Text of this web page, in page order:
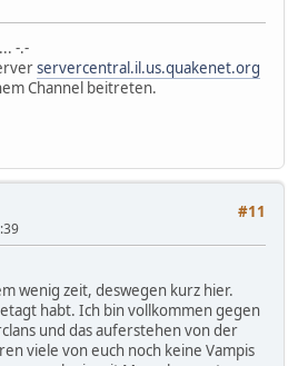
-.-
servercentral.il.us.quakenet.org
Channel beitreten.
#11
wenig zeit, deswegen kurz hier.
habt. Ich bin vollkommen gegen
und das auferstehen von der
viele von euch noch keine Vampis